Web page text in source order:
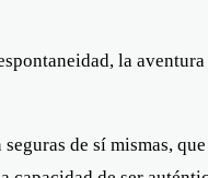
la
seguras de sí mismas,